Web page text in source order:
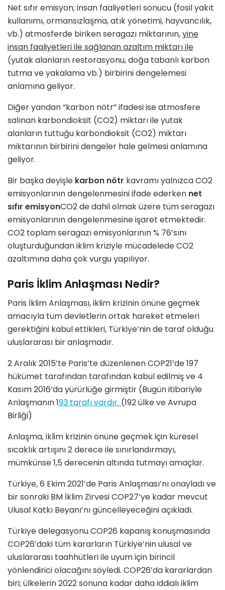
Net sıfır emisyon; insan faaliyetleri sonucu (fosil yakıt
kullanımı, ormansızlaşma, atık yönetimi, hayvancılık,
vb.) atmosferde biriken seragazı miktarının,yine
insan faaliyetleri ile sağlanan azaltım miktarı ile
(yutak alanların restorasyonu, doğa tabanlı karbon
tutma ve yakalama vb.) birbirini dengelemesi
anlamına geliyor.
Diğer yandan “karbon nötr” ifadesi ise atmosfere
salınan karbondioksit (CO2) miktarı ile yutak
alanların tuttuğu karbondioksit (CO2) miktarı
miktarının birbirini dengeler hale gelmesi anlamına
geliyor.
Bir başka deyişle karbon nötr kavramı yalnızca CO2
emisyonlarının dengelenmesini ifade ederken net
sıfır emisyonCO2 de dahil olmak üzere tüm seragazı
emisyonlarının dengelenmesine işaret etmektedir.
CO2 toplam seragazı emisyonlarının % 76’sını
oluşturduğundan iklim kriziyle mücadelede CO2
azaltımına daha çok vurgu yapılıyor.
Paris İklim Anlaşması Nedir?
Paris İklim Anlaşması, iklim krizinin önüne geçmek
amacıyla tüm devletlerin ortak hareket etmeleri
gerektiğini kabul ettikleri, Türkiye’nin de taraf olduğu
uluslararası bir anlaşmadır.
2 Aralık 2015’te Paris’te düzenlenen COP21’de 197
hükümet tarafından tarafından kabul edilmiş ve 4
Kasım 2016’da yürürlüğe girmiştir (Bugün itibariyle
Anlaşmanın 193 tarafı vardır. (192 ülke ve Avrupa
Birliği)
Anlaşma, iklim krizinin önüne geçmek için küresel
sıcaklık artışını 2 derece ile sınırlandırmayı,
mümkünse 1,5 derecenin altında tutmayı amaçlar.
Türkiye, 6 Ekim 2021’de Paris Anlaşması’nı onayladı ve
bir sonraki BM İklim Zirvesi COP27’ye kadar mevcut
Ulusal Katkı Beyanı’nı güncelleyeceğini açıkladı.
Türkiye delegasyonu COP26 kapanış konuşmasında
COP26’daki tüm kararların Türkiye’nin ulusal ve
uluslararası taahhütleri ile uyum için birincil
yönlendirici olacağını söyledi. COP26’da kararlardan
biri; ülkelerin 2022 sonuna kadar daha iddialı iklim